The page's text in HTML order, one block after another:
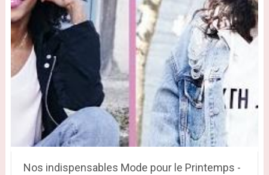
Nos indispensables Mode pour le Printemps -